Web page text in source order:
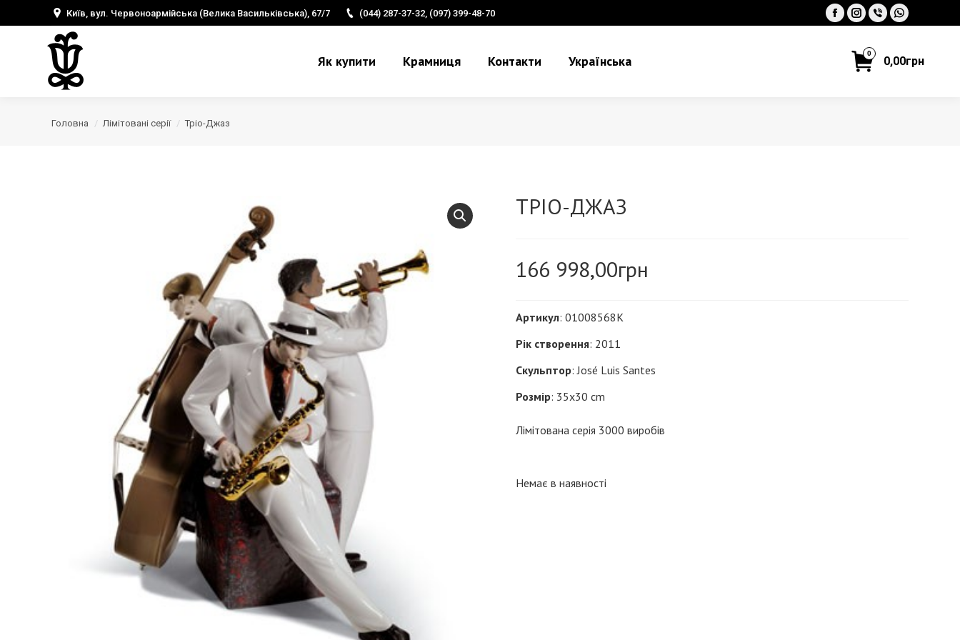
Київ, вул. Червоноармійська (Велика Васильківська), 67/7 (044) 287-37-32, (097) 399-48-70 Facebook
Instagram
ViberWhatsapp
Як купити Крамниця Контакти Українська 0,00грн
0
Головна Лімітовані серії Тріо-Джаз
ТРІО-ДЖАЗ
166 998,00грн
Артикул: 01008568K
Рік створення: 2011
Скульптор: José Luis Santes
Розмір: 35x30 cm
Лімітована серія 3000 виробів
Немає в наявності